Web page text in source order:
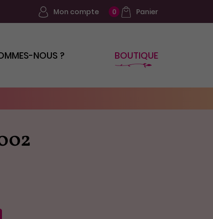
Mon compte 0 Panier
NOUS ? BOUTIQUE